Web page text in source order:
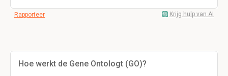
Rapporteer Krijg hulp van AI
Hoe werkt de Gene Ontologt (GO)?